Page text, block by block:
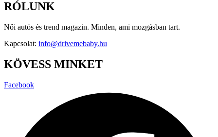
RÓLUNK
Női autós és trend magazin. Minden, ami mozgásban tart.
Kapcsolat: info@drivemebaby.hu
KÖVESS MINKET
Facebook